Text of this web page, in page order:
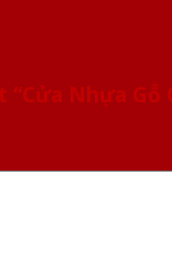
Nhựa Gỗ